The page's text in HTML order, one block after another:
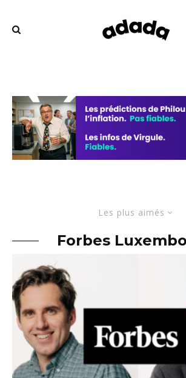
Les plus aimés
Forbes